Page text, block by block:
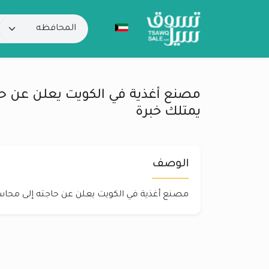
مصنع أغذية في الكويت يعلن عن
يمتلك خبرة
الوصف
مصنع أغذية في الكويت يعلن عن حاجته إلى